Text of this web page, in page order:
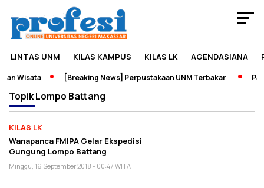
LINTAS UNM KILAS KAMPUS KILAS LK AGENDASIANA
Wisata [Breaking News] Perpustakaan UNM Terbakar
TopikLompo Battang
KILAS LK
Wanapanca FMIPA Gelar Ekspedisi
Gungung Lompo Battang
Minggu, 16 September 2018 - 00:47 WITA